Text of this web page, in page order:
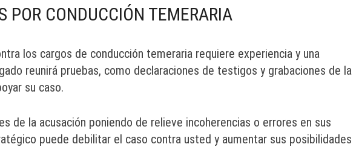
POR CONDUCCIÓN TEMERARIA
los cargos de conducción temeraria requiere experiencia y una
reunirá pruebas, como declaraciones de testigos y grabaciones de la
su caso.
de la acusación poniendo de relieve incoherencias o errores en sus
puede debilitar el caso contra usted y aumentar sus posibilidades